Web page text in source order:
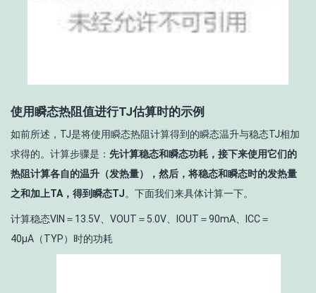
使用瞬态热阻值进行TJ估算时的示例
如前所述，TJ是将使用瞬态热阻计算得到的瞬态温升与稳态TJ相加
求得的。计算步骤是： 先计算稳态和瞬态功耗，接下来使用它们的
热阻计算各自的温升（发热量），然后，将稳态和瞬态时的发热量
之和加上TA，得到瞬态TJ。下面我们来具体计算一下。
计算稳态V IN ＝13.5V、VOUT ＝5.0V、I OUT ＝90mA、I CC＝
40μA（TYP）时的功耗